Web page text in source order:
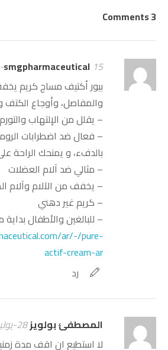
3 Comments
smgpharmaceutical 15-يناير-2024 at 6:02 م
بيور أكتيف مساج كريم
والمفاصل، وأوجاع الكتف
– يقلل من الإلتهاب
– فعال ضد اضطرابات
بالدفء، و يمنحك الراحة
– مثالي ضد آلام العضلات
– يخفف من الآلام وآلام
– كريم غير دهني
– للبالغين والأطفال بداية من
ar/-/pure-
actif-cream-ar
رد
المصطفئ بولويز28-يوليو-2024 at 7:05 ص
لا استطيع ان اقف مدة